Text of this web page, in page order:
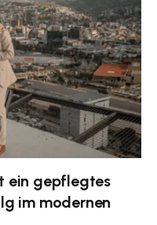
ein gepflegtes
im modernen